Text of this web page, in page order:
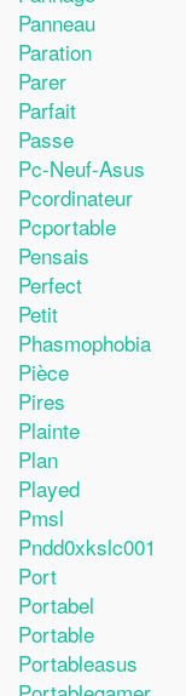
Panneau
Paration
Parer
Parfait
Passe
Pc-Neuf-Asus
Pcordinateur
Pcportable
Pensais
Perfect
Petit
Phasmophobia
Pièce
Pires
Plainte
Plan
Played
Pmsl
Pndd0xkslc001
Port
Portabel
Portable
Portableasus